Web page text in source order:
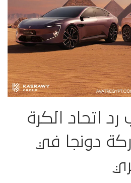
رد اتحاد الكرة
دونجا في